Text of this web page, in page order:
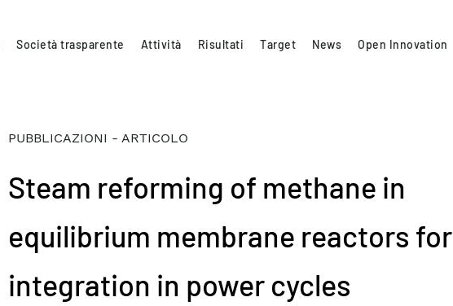
Società trasparente Attività Risultati Target News Open Innovation
PUBBLICAZIONI - ARTICOLO
Steam reforming of methane in
equilibrium membrane reactors for
integration in power cycles